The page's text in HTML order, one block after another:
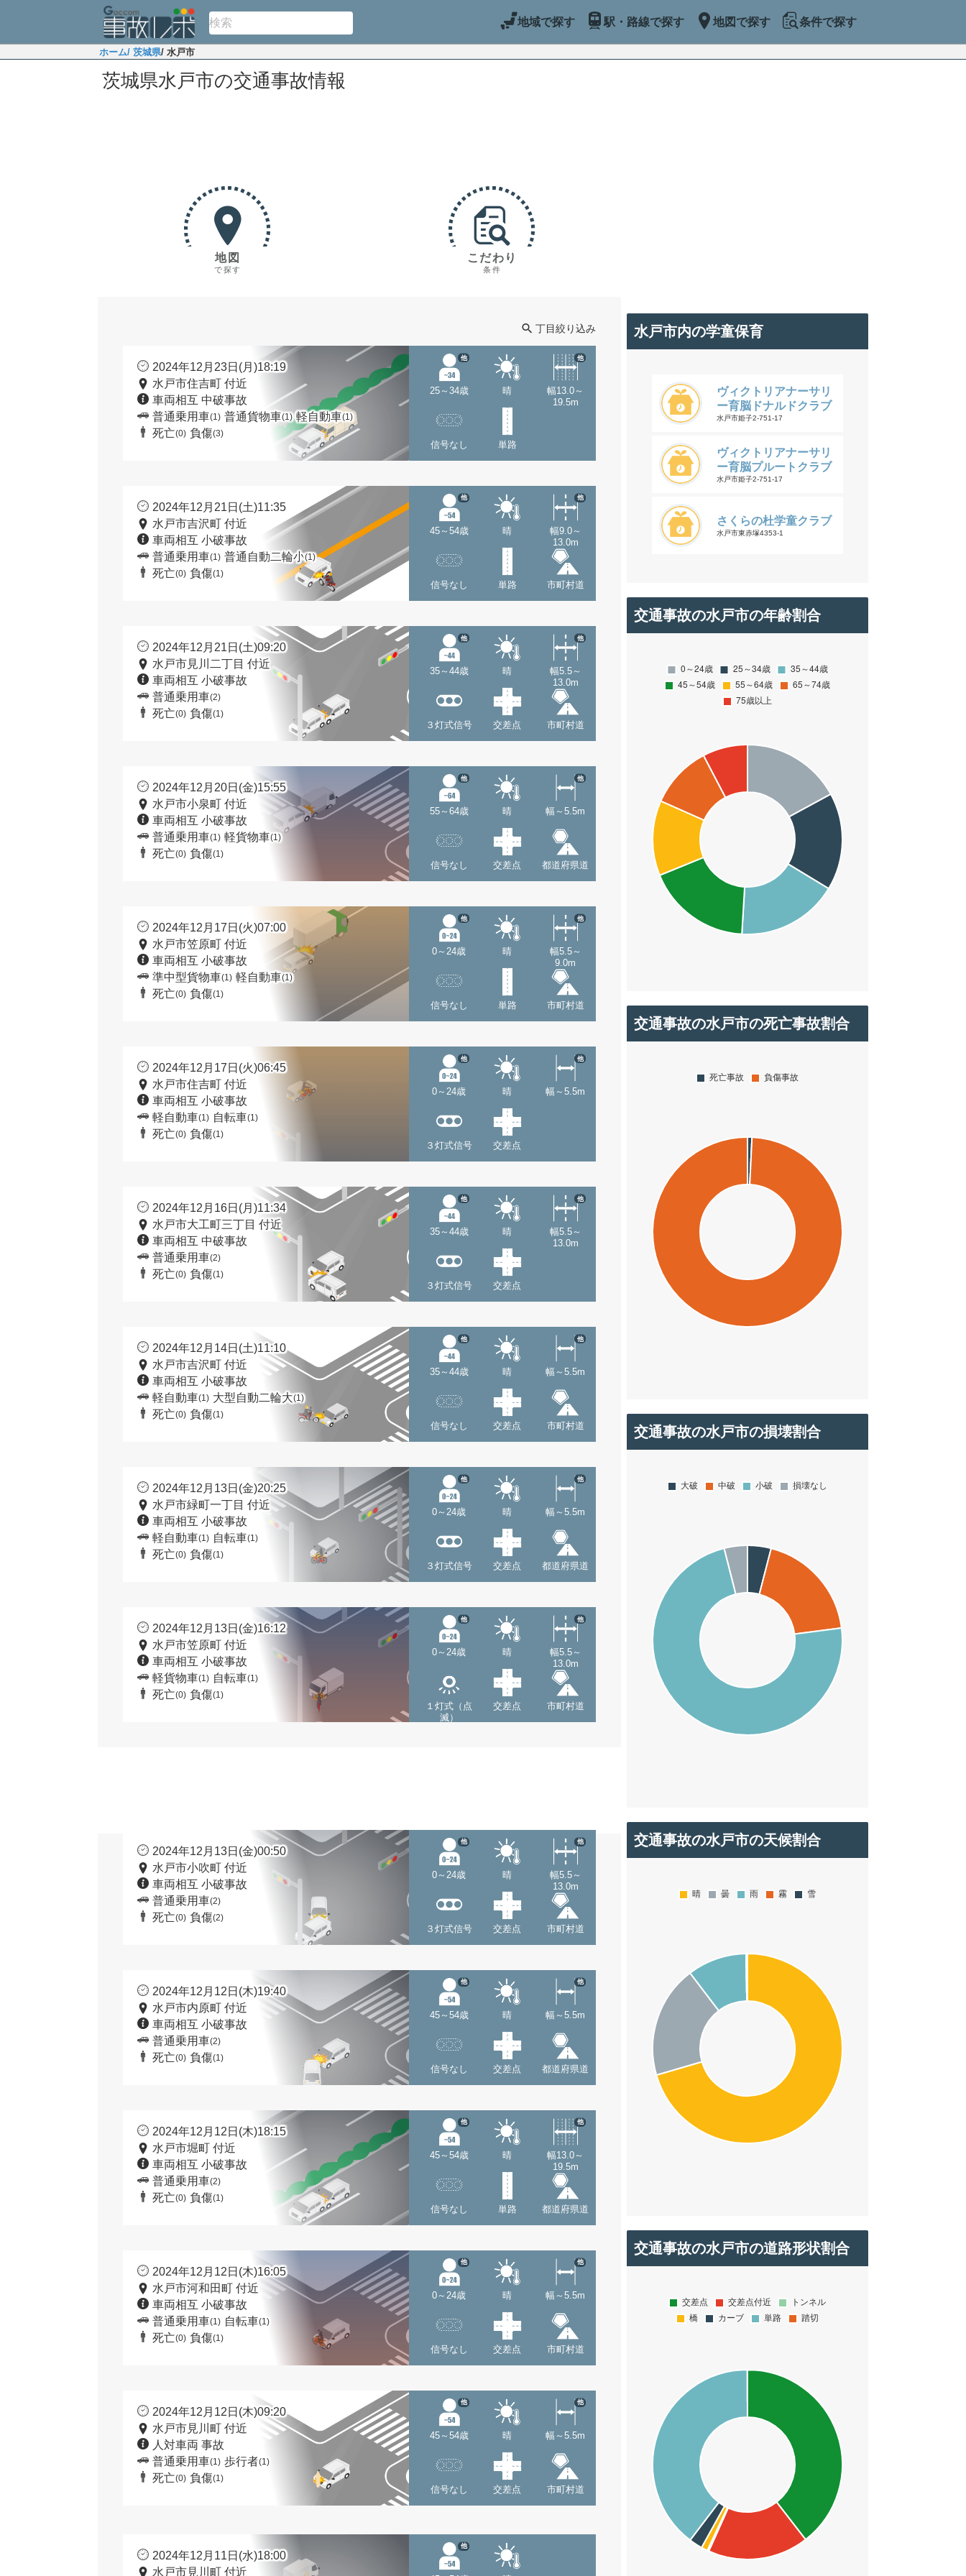
地域で探す 駅・路線で探す 地図で探す 条件で探す
ホーム/ 茨城県/ 水戸市
茨城県水戸市の交通事故情報
地図
で探す
こだわり
条件
丁目絞り込み
2024年12月23日(月)18:19
水戸市住吉町 付近
車両相互 中破事故
普通乗用車(1) 普通貨物車(1) 軽自動車(1)
死亡(0) 負傷(3)
25～34歳
他
晴
幅13.0～
19.5m
他
信号なし 単路
2024年12月21日(土)11:35
水戸市吉沢町 付近
車両相互 小破事故
普通乗用車(1) 普通自動二輪小(1)
死亡(0) 負傷(1)
45～54歳
他
晴
幅9.0～
13.0m
他
信号なし 単路 市町村道
2024年12月21日(土)09:20
水戸市見川二丁目 付近
車両相互 小破事故
普通乗用車(2)
死亡(0) 負傷(1)
35～44歳
他
晴
幅5.5～
13.0m
他
３灯式信号 交差点 市町村道
2024年12月20日(金)15:55
水戸市小泉町 付近
車両相互 小破事故
普通乗用車(1) 軽貨物車(1)
死亡(0) 負傷(1)
55～64歳
他
晴 幅～5.5m
他
信号なし 交差点 都道府県道
2024年12月17日(火)07:00
水戸市笠原町 付近
車両相互 小破事故
準中型貨物車(1) 軽自動車(1)
死亡(0) 負傷(1)
0～24歳
他
晴
幅5.5～
9.0m
他
信号なし 単路 市町村道
2024年12月17日(火)06:45
水戸市住吉町 付近
車両相互 小破事故
軽自動車(1) 自転車(1)
死亡(0) 負傷(1)
0～24歳
他
晴 幅～5.5m
他
３灯式信号 交差点
2024年12月16日(月)11:34
水戸市大工町三丁目 付近
車両相互 中破事故
普通乗用車(2)
死亡(0) 負傷(1)
35～44歳
他
晴
幅5.5～
13.0m
他
３灯式信号 交差点
2024年12月14日(土)11:10
水戸市吉沢町 付近
車両相互 小破事故
軽自動車(1) 大型自動二輪大(1)
死亡(0) 負傷(1)
35～44歳
他
晴 幅～5.5m
他
信号なし 交差点 市町村道
2024年12月13日(金)20:25
水戸市緑町一丁目 付近
車両相互 小破事故
軽自動車(1) 自転車(1)
死亡(0) 負傷(1)
0～24歳
他
晴 幅～5.5m
他
３灯式信号 交差点 都道府県道
2024年12月13日(金)16:12
水戸市笠原町 付近
車両相互 小破事故
軽貨物車(1) 自転車(1)
死亡(0) 負傷(1)
0～24歳
他
晴
幅5.5～
13.0m
他
１灯式（点
滅）
交差点 市町村道
2024年12月13日(金)00:50
水戸市小吹町 付近
車両相互 小破事故
普通乗用車(2)
死亡(0) 負傷(2)
0～24歳
他
晴
幅5.5～
13.0m
他
３灯式信号 交差点 市町村道
2024年12月12日(木)19:40
水戸市内原町 付近
車両相互 小破事故
普通乗用車(2)
死亡(0) 負傷(1)
45～54歳
他
晴 幅～5.5m
他
信号なし 交差点 都道府県道
2024年12月12日(木)18:15
水戸市堀町 付近
車両相互 小破事故
普通乗用車(2)
死亡(0) 負傷(1)
45～54歳
他
晴
幅13.0～
19.5m
他
信号なし 単路 都道府県道
2024年12月12日(木)16:05
水戸市河和田町 付近
車両相互 小破事故
普通乗用車(1) 自転車(1)
死亡(0) 負傷(1)
0～24歳
他
晴 幅～5.5m
他
信号なし 交差点 市町村道
2024年12月12日(木)09:20
水戸市見川町 付近
人対車両 事故
普通乗用車(1) 歩行者(1)
死亡(0) 負傷(1)
45～54歳
他
晴 幅～5.5m
他
信号なし 交差点 市町村道
2024年12月11日(水)18:00
水戸市見川町 付近
他
水戸市内の学童保育
ヴィクトリアナーサリ
ー育脳ドナルドクラブ
水戸市姫子2-751-17
ヴィクトリアナーサリ
ー育脳プルートクラブ
水戸市姫子2-751-17
さくらの杜学童クラブ
水戸市東赤塚4353-1
交通事故の水戸市の年齢割合
交通事故の水戸市の死亡事故割合
交通事故の水戸市の損壊割合
交通事故の水戸市の天候割合
交通事故の水戸市の道路形状割合